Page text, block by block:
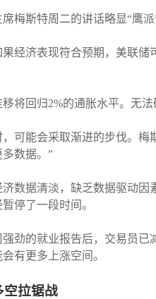
梅斯特周二的讲话略显“鹰
经济表现符合预期，美联
将回归2%的通胀水平。无
可能会采取渐进的步伐。
数据。”
数据清淡，缺乏数据驱动
停了一段时间。
强劲的就业报告后，交易员
有更多上涨空间。
空拉锯战